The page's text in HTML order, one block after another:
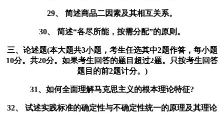
29、 简述商品二因素及其相互关系。
30、 简述“各尽所能，按需分配”的原则。
三、论述题(本大题共3小题，考生任选其中2题作答，每小题
10分。共20分。如果考生回答的题目超过2题。只按考生回答
题目的前2题计分。)
31、如何全面理解马克思主义的根本理论特征?
32、 试述实践标准的确定性与不确定性统一的原理及其理论